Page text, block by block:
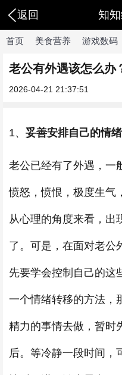
返回 知
首页 美食营养 游戏数码
老公有外遇该怎么办
2026-04-21 21:37:51
1、 妥善安排自己的情绪
老公已经有了外遇，一
愤怒，愤恨，极度生气
从心理的角度来看，出
了。可是，在面对老公
先要学会控制自己的这
一个情绪转移的方法，
精力的事情去做，暂时
后。等冷静一段时间，